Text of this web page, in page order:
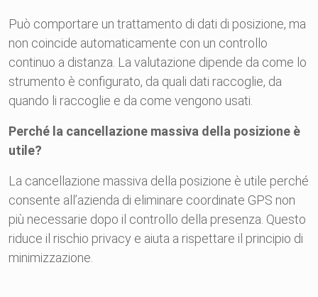
Può comportare un trattamento di dati di posizione, ma
non coincide automaticamente con un controllo
continuo a distanza. La valutazione dipende da come lo
strumento è configurato, da quali dati raccoglie, da
quando li raccoglie e da come vengono usati.
Perché la cancellazione massiva della posizione è
utile?
La cancellazione massiva della posizione è utile perché
consente all’azienda di eliminare coordinate GPS non
più necessarie dopo il controllo della presenza. Questo
riduce il rischio privacy e aiuta a rispettare il principio di
minimizzazione.